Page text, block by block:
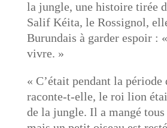
la jungle, une histoire tirée
Salif Kéita, le Rossignol,
Burundais à garder espoir :
vivre. »
« C’était pendant la période
raconte-t-elle, le roi lion
de la jungle. Il a mangé